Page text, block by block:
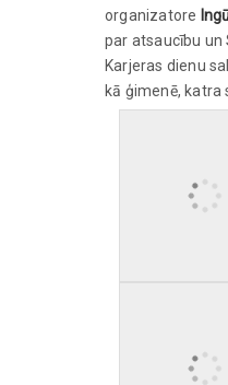
organizatore
par atsaucību un
Karjeras dienu
kā ģimenē, katra